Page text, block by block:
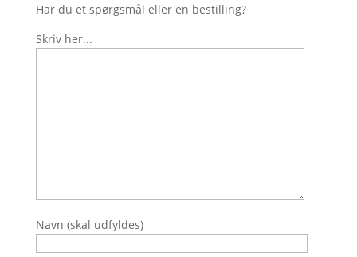
Har du et spørgsmål eller en bestilling?
Skriv her...
Navn (skal udfyldes)